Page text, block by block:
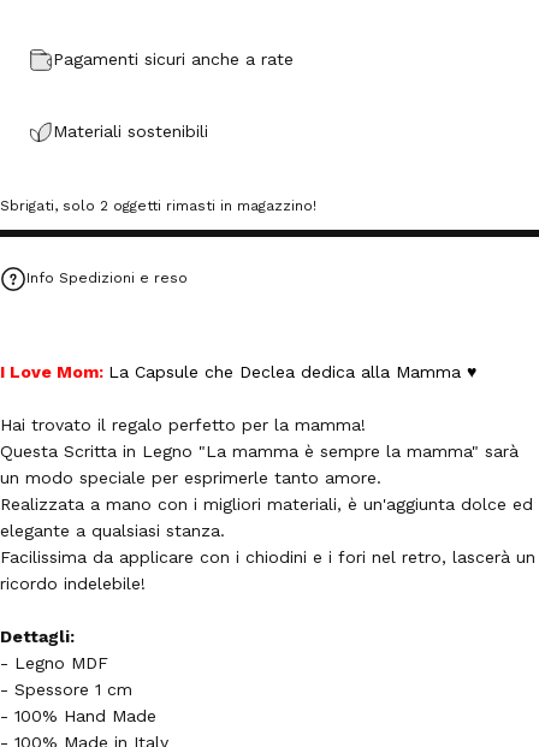
Pagamenti sicuri anche a rate
Materiali sostenibili
Sbrigati, solo 2 oggetti rimasti in magazzino!
Info Spedizioni e reso
I Love Mom: La Capsule che Declea dedica alla Mamma ♥
Hai trovato il regalo perfetto per la mamma!
Questa Scritta in Legno "La mamma è sempre la mamma" sarà
un modo speciale per esprimerle tanto amore.
Realizzata a mano con i migliori materiali, è un'aggiunta dolce ed
elegante a qualsiasi stanza.
Facilissima da applicare con i chiodini e i fori nel retro, lascerà un
ricordo indelebile!
Dettagli:
- Legno MDF
- Spessore 1 cm
- 100% Hand Made
- 100% Made in Italy